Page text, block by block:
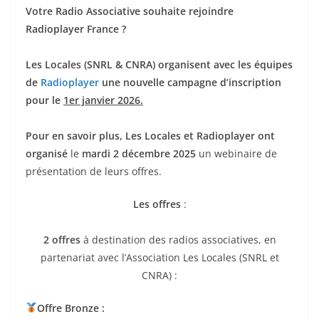
Votre Radio Associative souhaite rejoindre
Radioplayer France ?
Les Locales (SNRL & CNRA) organisent avec les équipes
de Radioplayer une nouvelle campagne d’inscription
pour le 1er janvier 2026.
Pour en savoir plus, Les Locales et Radioplayer ont
organisé le mardi 2 décembre 2025 un webinaire de
présentation de leurs offres.
Les offres :
2 offresà destination des radios associatives, en
partenariat avec l’Association Les Locales (SNRL et
CNRA) :
Offre Bronze :